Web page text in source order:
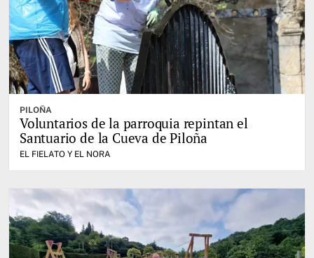
PILOÑA
Voluntarios de la parroquia repintan el
Santuario de la Cueva de Piloña
EL FIELATO Y EL NORA